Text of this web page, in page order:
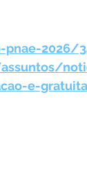
2026/
e-gratuita